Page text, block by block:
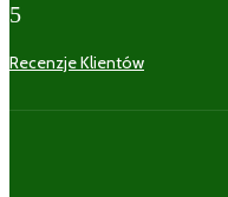
5
Recenzje Klientów